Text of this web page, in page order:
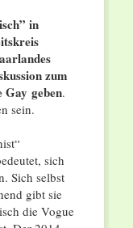
in
zum
Gay geben.
sein.
sich
Sich selbst
gibt sie
die Vogue